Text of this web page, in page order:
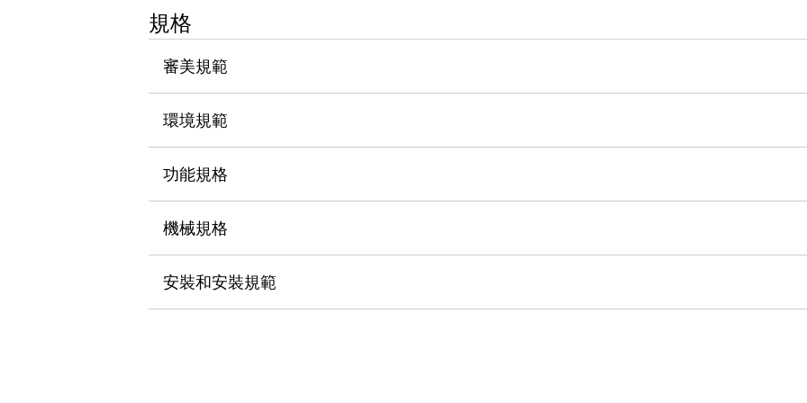
使人機協作更安全、更高效
提高半導體製造裝置設計自由度的方法
瞬間完成開關的更換，避免停機時間拉長
瀏覽全部
規格
審美規範
環境規範
功能規格
機械規格
安裝和安裝規範